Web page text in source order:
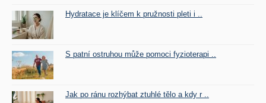
Hydratace je klíčem k pružnosti pleti i ..
S patní ostruhou může pomoci fyzioterapi ..
Jak po ránu rozhýbat ztuhlé tělo a kdy r ..